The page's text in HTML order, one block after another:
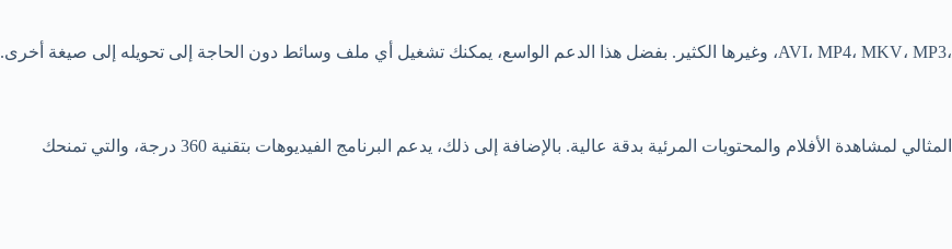
تشغيل الفيديوهات فائقة الجودة بدقة 4K، مما يجعله الخيار المثالي لمشاهدة الأفلام والمحتويات المرئية بدقة عالية. بالإضافة إلى ذلك، يدعم البرنامج الفيديوهات بتقنية 360 درجة، والتي تمنحك